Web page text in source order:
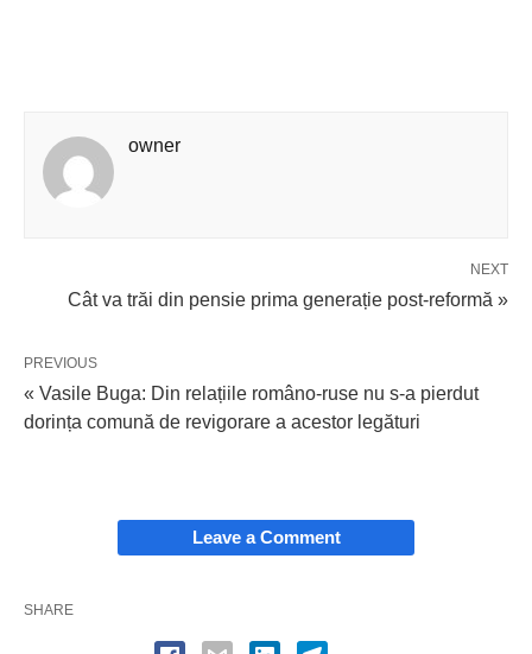
owner
NEXT
Cât va trăi din pensie prima generație post-reformă »
PREVIOUS
« Vasile Buga: Din relațiile româno-ruse nu s-a pierdut
dorința comună de revigorare a acestor legături
Leave a Comment
SHARE